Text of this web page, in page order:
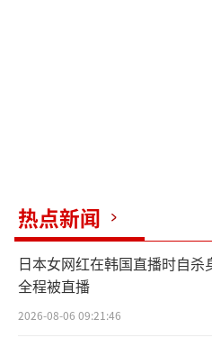
热点新闻
日本女网红在韩国直播时自杀
全程被直播
2026-08-06 09:21:46